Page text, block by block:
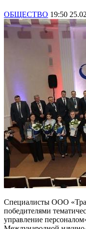
ОБЩЕСТВО 19:50
Специалисты ООО
победителями
управление